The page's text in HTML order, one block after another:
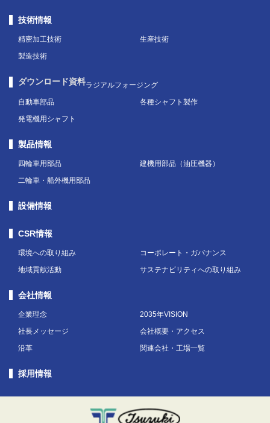
技術情報
精密加工技術
生産技術
製造技術
ダウンロード資料ラジアルフォージング
自動車部品
各種シャフト製作
発電機用シャフト
製品情報
四輪車用部品
建機用部品（油圧機器）
二輪車・船外機用部品
設備情報
CSR情報
環境への取り組み
コーポレート・ガバナンス
地域貢献活動
サステナビリティへの取り組み
会社情報
企業理念
2035年VISION
社長メッセージ
会社概要・アクセス
沿革
関連会社・工場一覧
採用情報